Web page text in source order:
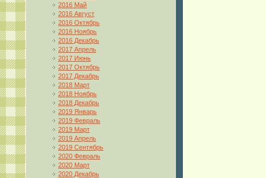
2016 Май
2016 Август
2016 Октябрь
2016 Ноябрь
2016 Декабрь
2017 Апрель
2017 Июнь
2017 Октябрь
2017 Декабрь
2018 Март
2018 Ноябрь
2018 Декабрь
2019 Январь
2019 Февраль
2019 Март
2019 Апрель
2019 Сентябрь
2020 Февраль
2020 Март
2020 Декабрь